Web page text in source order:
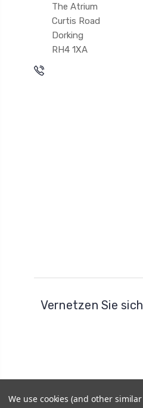
The Atrium
Curtis Road
Dorking
RH4 1XA
Vernetzen Sie
Uhrenteile Lager
We use cookies (and other